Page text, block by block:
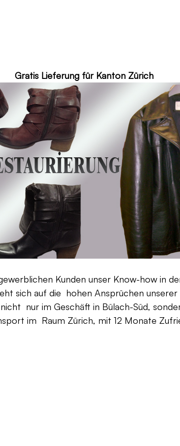
Zürich
Kunden unser Know-how in
sich auf die hohen Ansprüchen
nur im Geschäft in Bülach-Süd,
im Raum Zürich, mit 12 Monate